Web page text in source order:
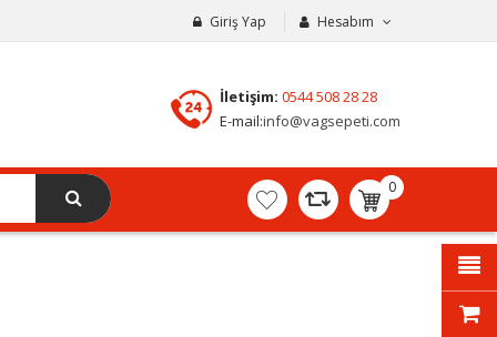
Giriş Yap Hesabım
İletişim: 0544 508 28 28
E-mail:info@vagsepeti.com
0
adet
-